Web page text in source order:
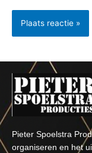
Pieter Spoelstra
organiseren en het